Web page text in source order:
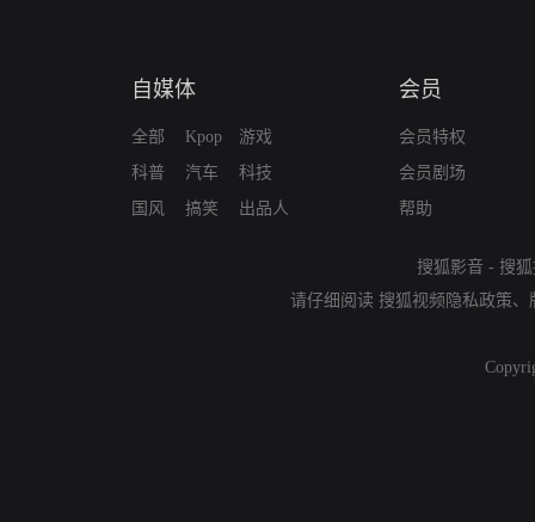
自媒体
全部
科普
国风
Kpop
汽车
搞笑
游戏
科技
出品人
会员
会员特权
会员剧场
帮助
搜狐影音 - 搜
请仔细阅读 搜狐视频隐私政策、